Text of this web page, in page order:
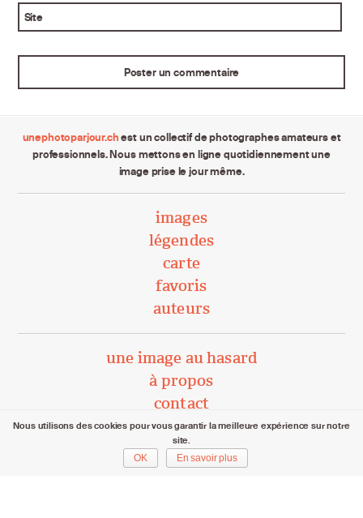
Site
unephotoparjour.chest un collectif de photographes amateurs et
professionnels. Nous mettons en ligne quotidiennement une
image prise le jour même.
images
légendes
carte
favoris
auteurs
une image au hasard
à propos
contact
unephotoparjour.ch/ 2015 – 2026
Tous droits réservés aux auteurs respectifs.
Nous utilisons des cookies pour vous garantir la meilleure expérience sur notre
site.
OK
En savoir plus